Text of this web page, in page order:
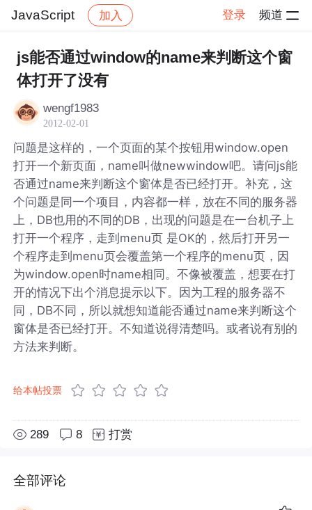
JavaScript 加入 登录 频道
社区 JavaScript 帖子详情
js能否通过window的name来判断这个窗
体打开了没有
wengf1983
2012-02-01
问题是这样的，一个页面的某个按钮用window.open
打开一个新页面，name叫做newwindow吧。请问js能
否通过name来判断这个窗体是否已经打开。补充，这
个问题是同一个项目，内容都一样，放在不同的服务器
上，DB也用的不同的DB，出现的问题是在一台机子上
打开一个程序，走到menu页 是OK的，然后打开另一
个程序走到menu页会覆盖第一个程序的menu页，因
为window.open时name相同。不像被覆盖，想要在打
开的情况下出个消息提示以下。因为工程的服务器不
同，DB不同，所以就想知道能否通过name来判断这个
窗体是否已经打开。不知道说得清楚吗。或者说有别的
方法来判断。
给本帖投票
289 8 打赏
全部评论